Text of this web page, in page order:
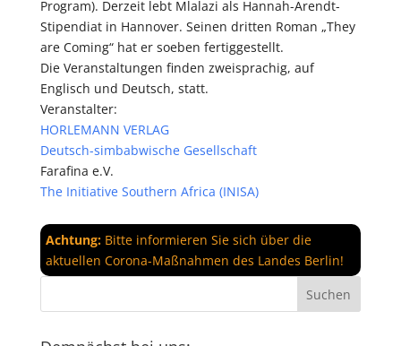
Program). Derzeit lebt Mlalazi als Hannah-Arendt-
Stipendiat in Hannover. Seinen dritten Roman „They
are Coming“ hat er soeben fertiggestellt.
Die Veranstaltungen finden zweisprachig, auf
Englisch und Deutsch, statt.
Veranstalter:
HORLEMANN VERLAG
Deutsch-simbabwische Gesellschaft
Farafina e.V.
The Initiative Southern Africa (INISA)
Achtung:Bitte informieren Sie sich über die
aktuellen Corona-Maßnahmen des Landes Berlin!